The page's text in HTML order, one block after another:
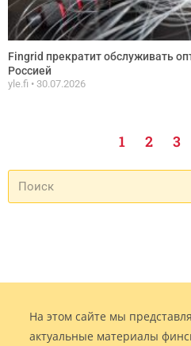
Fingrid прекратит обслуживать
Россией
yle.fi 30.07.2026
1 2 3
На этом сайте мы
актуальные материалы